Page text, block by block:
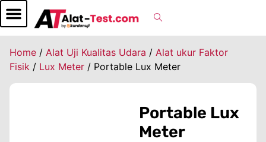
Home / Alat Uji Kualitas Udara / Alat ukur Faktor
Fisik / Lux Meter / Portable Lux Meter
Portable Lux
Meter